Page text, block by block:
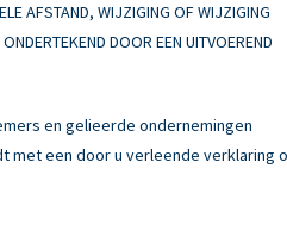
AFSTAND, WIJZIGING OF WIJZIGING
DOOR EEN UITVOEREND
en gelieerde ondernemingen
met een door u verleende verklaring